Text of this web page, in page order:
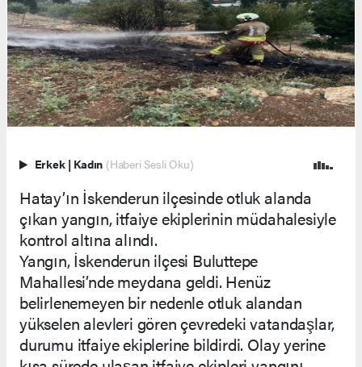
Erkek | Kadın (Haberi Sesli Oku)
Hatay’ın İskenderun ilçesinde otluk alanda
çıkan yangın, itfaiye ekiplerinin müdahalesiyle
kontrol altına alındı.
Yangın, İskenderun ilçesi Buluttepe
Mahallesi’nde meydana geldi. Henüz
belirlenemeyen bir nedenle otluk alandan
yükselen alevleri gören çevredeki vatandaşlar,
durumu itfaiye ekiplerine bildirdi. Olay yerine